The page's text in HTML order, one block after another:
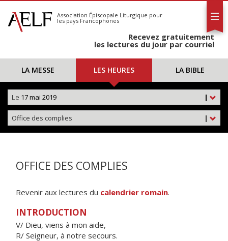
S'abonner
Calendrier
Association Épiscopale Liturgique pour
les pays Francophones
Recevez gratuitement
les lectures du jour par courriel
LA MESSE LES HEURES LA BIBLE
|
Le 17 mai 2019
|
Office des complies
OFFICE DES COMPLIES
Revenir aux lectures du calendrier romain.
INTRODUCTION
V/ Dieu, viens à mon aide,
R/ Seigneur, à notre secours.